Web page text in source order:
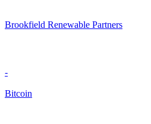
Brookfield Renewable Partners
-
Bitcoin